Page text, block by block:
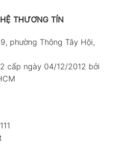
chính xác và ổn định,
ngay từ đầu. Dưới đây
nhưng hiệu quả.
trước khi đo
cảm biến sạch, không bị
xước
hiển thị rõ nét, không bị
THƯƠNG TÍN
phường Thông Tây Hội,
cấp ngày 04/12/2012 bởi